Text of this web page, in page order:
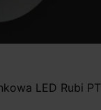
LED Rubi PT